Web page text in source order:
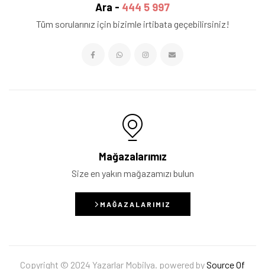
Ara - 444 5 997
Tüm sorularınız için bizimle irtibata geçebilirsiniz!
Mağazalarımız
Size en yakın mağazamızı bulun
MAĞAZALARIMIZ
Copyright © 2024 Yazarlar Mobilya. powered bySource Of